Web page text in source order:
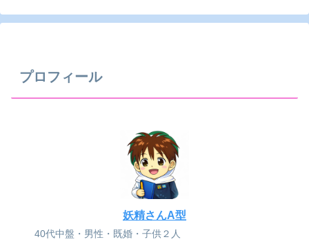
プロフィール
妖精さんA型
40代中盤・男性・既婚・子供２人